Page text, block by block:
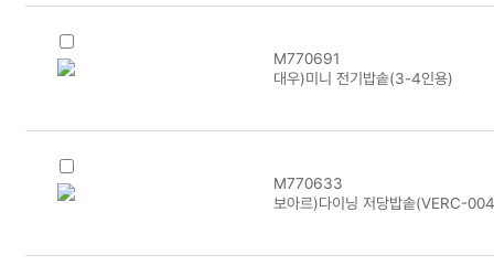
M770691
대우)미니 전기밥솥(3-4인용)
M770633
보아르)다이닝 저당밥솥(VERC-